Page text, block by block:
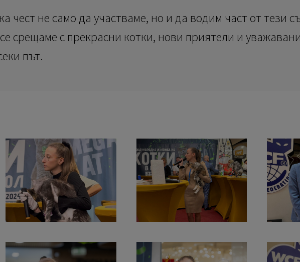
чест не само да участваме, но и да водим част от тези
срещаме с прекрасни котки, нови приятели и
път.